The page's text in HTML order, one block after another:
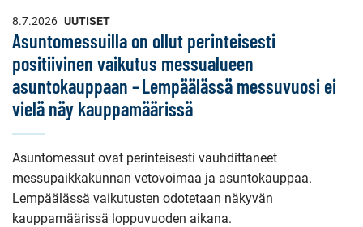
8.7.2026 UUTISET
Asuntomessuilla on ollut perinteisesti
positiivinen vaikutus messualueen
asuntokauppaan – Lempäälässä messuvuosi ei
vielä näy kauppamäärissä
Asuntomessut ovat perinteisesti vauhdittaneet
messupaikkakunnan vetovoimaa ja asuntokauppaa.
Lempäälässä vaikutusten odotetaan näkyvän
kauppamäärissä loppuvuoden aikana.